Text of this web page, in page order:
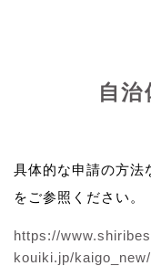
自
具体的な申請の方法
をご参照ください。
https://
kouiki.jp/